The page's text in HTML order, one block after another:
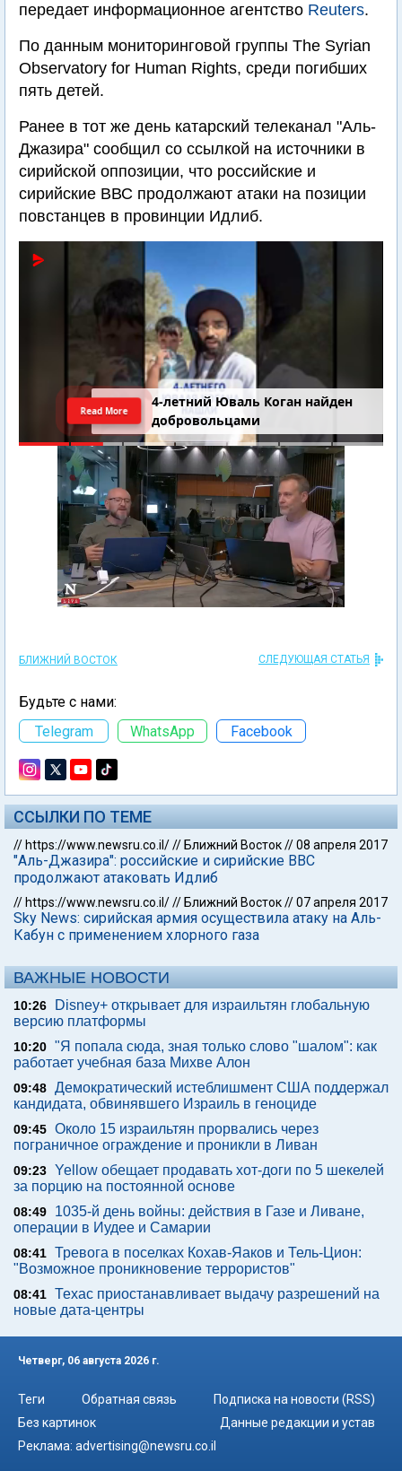
передает информационное агентство Reuters.
По данным мониторинговой группы The Syrian
Observatory for Human Rights, среди погибших
пять детей.
Ранее в тот же день катарский телеканал "Аль-
Джазира" сообщил со ссылкой на источники в
сирийской оппозиции, что российские и
сирийские ВВС продолжают атаки на позиции
повстанцев в провинции Идлиб.
4-летний Юваль Коган найден
добровольцами
Read More
БЛИЖНИЙ ВОСТОК СЛЕДУЮЩАЯ СТАТЬЯ
Будьте с нами:
Telegram
WhatsApp Facebook
ССЫЛКИ ПО ТЕМЕ
// https://www.newsru.co.il/// Ближний Восток//08 апреля 2017
"Аль-Джазира": российские и сирийские ВВС
продолжают атаковать Идлиб
// https://www.newsru.co.il/// Ближний Восток//07 апреля 2017
Sky News: сирийская армия осуществила атаку на Аль-
Кабун с применением хлорного газа
ВАЖНЫЕ НОВОСТИ
10:26
Disney+ открывает для израильтян глобальную
версию платформы
10:20 "Я попала сюда, зная только слово "шалом": как
работает учебная база Михве Алон
09:48 Демократический истеблишмент США поддержал
кандидата, обвинявшего Израиль в геноциде
09:45 Около 15 израильтян прорвались через
пограничное ограждение и проникли в Ливан
09:23 Yellow обещает продавать хот-доги по 5 шекелей
за порцию на постоянной основе
08:49
1035-й день войны: действия в Газе и Ливане,
операции в Иудее и Самарии
08:41 Тревога в поселках Кохав-Яаков и Тель-Цион:
"Возможное проникновение террористов"
08:41 Техас приостанавливает выдачу разрешений на
новые дата-центры
Четверг, 06 августа 2026 г.
Теги Обратная связь
Подписка на новости (RSS)
Без картинок
Данные редакции и устав
Реклама: advertising@newsru.co.il